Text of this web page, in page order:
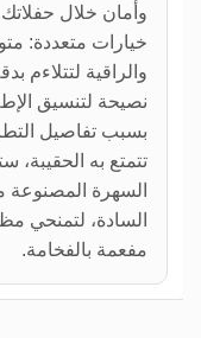
وأمان خلال
خيارات متعددة:
والراقية لتتلاءم
نصيحة لتنسيق
بسبب تفاصيل
تتمتع به الحقيبة،
السهرة المصنوعة
السادة، لتمنحي
مفعمة بالفخامة.